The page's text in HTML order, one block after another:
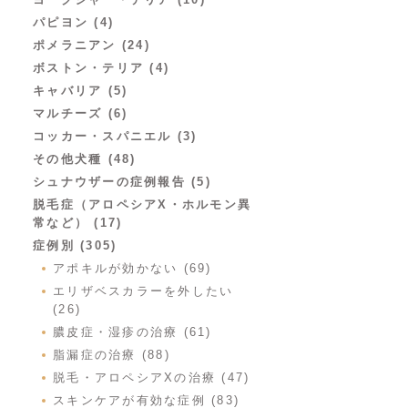
パピヨン (4)
ポメラニアン (24)
ボストン・テリア (4)
キャバリア (5)
マルチーズ (6)
コッカー・スパニエル (3)
その他犬種 (48)
シュナウザーの症例報告 (5)
脱毛症（アロペシアX・ホルモン異
常など） (17)
症例別 (305)
アポキルが効かない (69)
エリザベスカラーを外したい
(26)
膿皮症・湿疹の治療 (61)
脂漏症の治療 (88)
脱毛・アロペシアXの治療 (47)
スキンケアが有効な症例 (83)